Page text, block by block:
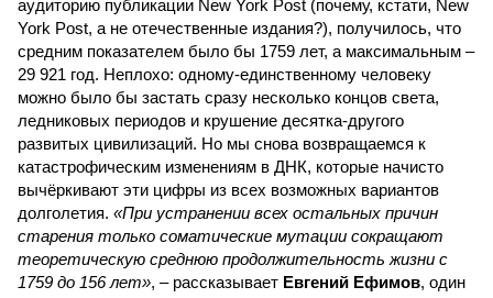
аудиторию публикации New York Post (почему, кстати, New
York Post, а не отечественные издания?), получилось, что
средним показателем было бы 1759 лет, а максимальным –
29 921 год. Неплохо: одному-единственному человеку
можно было бы застать сразу несколько концов света,
ледниковых периодов и крушение десятка-другого
развитых цивилизаций. Но мы снова возвращаемся к
катастрофическим изменениям в ДНК, которые начисто
вычёркивают эти цифры из всех возможных вариантов
долголетия. «При устранении всех остальных причин
старения только соматические мутации сокращают
теоретическую среднюю продолжительность жизни с
1759 до 156 лет», – рассказывает Евгений Ефимов, один